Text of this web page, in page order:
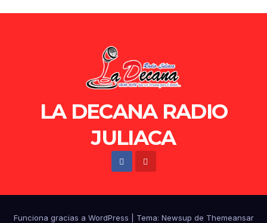
LA DECANA RADIO
JULIACA
Funciona gracias a WordPress Tema: Newsup de Themeansar